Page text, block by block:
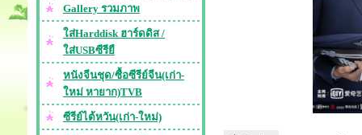
Gallery รวมภาพ
ใส่Harddisk ฮาร์ดดิส /
ใส่USBซีรียื
หนังจีนชุด/ซื้อซีรีย์จีน(เก่า-
ใหม่ หายาก)TVB
ซีรีย์ไต้หวัน(เก่า-ใหม่)